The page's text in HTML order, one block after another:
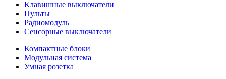
Клавишные выключатели
Пульты
Радиомодуль
Сенсорные выключатели
Компактные блоки
Модульная система
Умная розетка